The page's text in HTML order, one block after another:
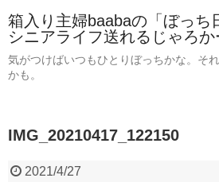
箱入り主婦baabaの「ぼっ
シニアライフ送れるじゃろか
気がつけばいつもひとりぼっちかな。そ
かも。
IMG_20210417_122150
2021/4/27